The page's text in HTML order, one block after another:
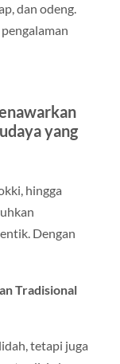
dan odeng.
yang
hingga
Dengan
Tradisional
tetapi juga